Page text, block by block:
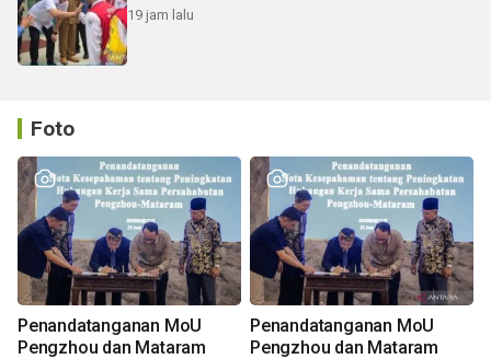
19 jam lalu
Foto
Penandatanganan MoU
Pengzhou dan Mataram
Penandatanganan MoU
Pengzhou dan Mataram